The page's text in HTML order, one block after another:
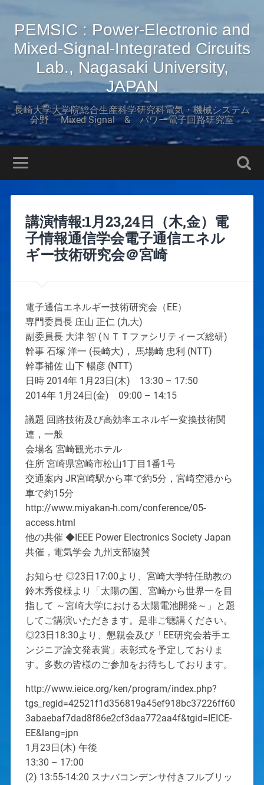
PEMSIC : Power-Electronic and
Mixed-Signal-Integrated Circuits
Lab., Nagasaki University,
JAPAN
長崎大学大学院総合生産科学研究科電気・機械システム
分野 Mixed Signal & パワー電子回路研究室
講演情報:1月23,24日（木,金）電
子情報通信学会電子通信エネル
ギー技術研究会＠宮崎
電子通信エネルギー技術研究会（EE）
専門委員長 庄山 正仁 (九大)
副委員長 大津 智 (ＮＴＴファシリティーズ総研)
幹事 石塚 洋一 (長崎大)， 馬場崎 忠利 (NTT)
幹事補佐 山下 暢彦 (NTT)
日時 2014年 1月23日(木) 13:30 – 17:50
2014年 1月24日(金) 09:00 – 14:15
議題 回路技術及び高効率エネルギー変換技術関
連，一般
会場名 宮崎観光ホテル
住所 宮崎県宮崎市松山1丁目1番1号
交通案内 JR宮崎駅から車で約5分，宮崎空港から
車で約15分
http://www.miyakan-h.com/conference/05-
access.html
他の共催 ◆IEEE Power Electronics Society Japan
共催，電気学会 九州支部協賛
お知らせ ◎23日17:00より、宮崎大学特任助教の
鈴木秀俊様より「太陽の国、宮崎から世界一を目
指して ～宮崎大学における太陽電池開発～」と題
してご講演いただきます。是非ご聴講ください。
◎23日18:30より、懇親会及び「EE研究会若手エ
ンジニア論文発表賞」表彰式を予定しておりま
す。多数の皆様のご参加をお待ちしております。
http://www.ieice.org/ken/program/index.php?
tgs_regid=42521f1d356819a45ef918bc37226ff60
3abaebaf7dad8f86e2cf3daa772aa4f&tgid=IEICE-
EE&lang=jpn
1月23日(木) 午後
13:30 – 17:00
(2) 13:55-14:20 スナバコンデンサ付きフルブリッ